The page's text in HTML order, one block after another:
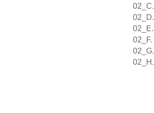
02_C.
02_D.
02_E.
02_F.
02_G.
02_H.